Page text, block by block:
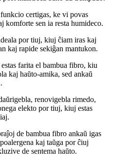
certigas, ke vi povas
komforte sen ia resta humideco.
por tiuj, kiuj ĉiam iras kaj
kaj rapide sekiĝan mantukon.
farita el bambua fibro, kiu
kaj haŭto-amika, sed ankaŭ
renovigebla rimedo,
elekto por tiuj, kiuj estas
de bambua fibro ankaŭ igas
kaj taŭga por ĉiuj
de sentema haŭto.